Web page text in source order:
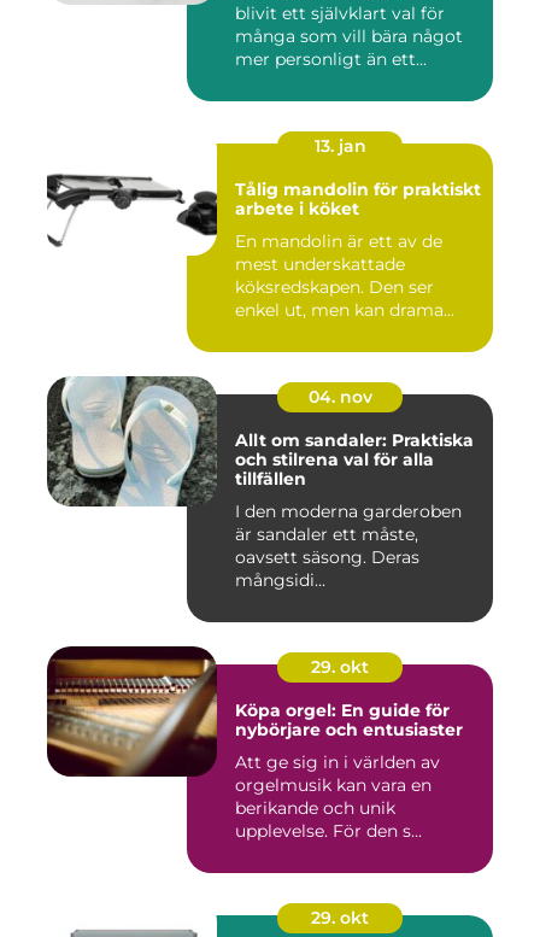
blivit ett självklart val för
många som vill bära något
mer personligt än ett...
13. jan
Tålig mandolin för praktiskt
arbete i köket
En mandolin är ett av de
mest underskattade
köksredskapen. Den ser
enkel ut, men kan drama...
04. nov
Allt om sandaler: Praktiska
och stilrena val för alla
tillfällen
I den moderna garderoben
är sandaler ett måste,
oavsett säsong. Deras
mångsidi...
29. okt
Köpa orgel: En guide för
nybörjare och entusiaster
Att ge sig in i världen av
orgelmusik kan vara en
berikande och unik
upplevelse. För den s...
29. okt